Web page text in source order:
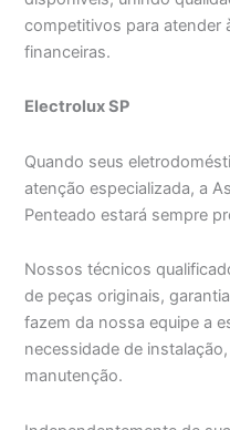
competitivos para atender
financeiras.
Electrolux SP
Quando seus
atenção especializada, a
Penteado estará sempre
Nossos técnicos
de peças originais,
fazem da nossa equipe a
necessidade de
manutenção.